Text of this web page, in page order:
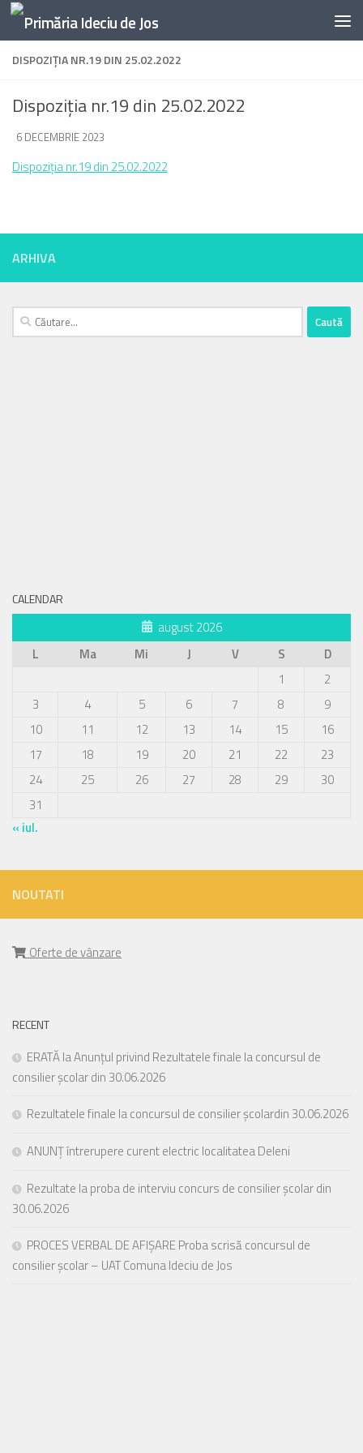
Skip to content
DISPOZIȚIA NR.19 DIN 25.02.2022
Dispoziția nr.19 din 25.02.2022
DE·
6 DECEMBRIE 2023
Dispoziția nr.19 din 25.02.2022
ARHIVA
Caută
după:
CALENDAR
august 2026
L
Ma Mi J V S
D
1
2
3
4 5 6 7 8
9
10
11 12 13 14 15
16
17
18 19 20 21 22
23
24
25 26 27 28 29
30
31
« iul.
NOUTATI
Oferte de vânzare
RECENT
ERATĂ la Anunțul privind Rezultatele finale la concursul de
consilier școlar din 30.06.2026
Rezultatele finale la concursul de consilier școlardin 30.06.2026
ANUNȚ întrerupere curent electric localitatea Deleni
Rezultate la proba de interviu concurs de consilier școlar din
30.06.2026
PROCES VERBAL DE AFIȘARE Proba scrisă concursul de
consilier școlar – UAT Comuna Ideciu de Jos